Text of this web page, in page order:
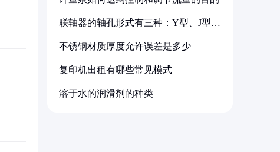
联轴器的轴孔形式有三种：Y型、J型、
不锈钢材质厚度允许误差是多少
复印机出租有哪些常见模式
溶于水的润滑剂的种类